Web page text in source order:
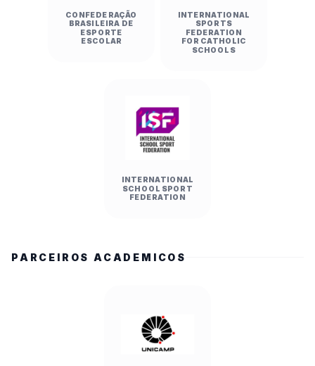
CONFEDERAÇÃO
BRASILEIRA DE
ESPORTE
ESCOLAR
INTERNATIONAL
SPORTS
FEDERATION
FOR CATHOLIC
SCHOOLS
INTERNATIONAL
SCHOOL SPORT
FEDERATION
PARCEIROS ACADEMICOS